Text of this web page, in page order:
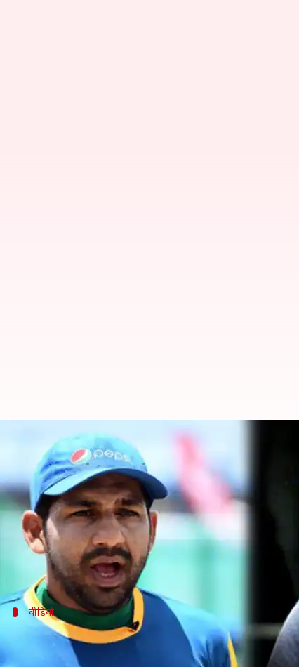
शोएब अख्तर ने की सरफराज को
मोहम्मद वाहिद Jul 24, 2019
क्या है खबर?
2019 क्रिकेट विश्व कप में लीग स्टेज से बाहर होने के
इस बीच पाकिस्तान के दिगग्ज तेज़ गेंदबाज़ और
वीडियो
सरफराज को कप्तानी छोड़ देना चाहिए-
शोएब अख्तर ने अपने यूट्यूब चैनल पर पोस्ट किए एक